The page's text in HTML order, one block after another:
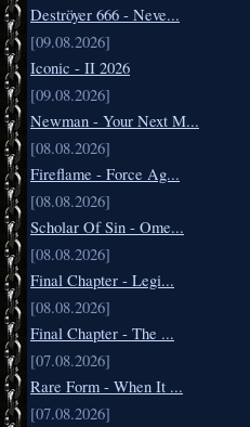
Deströyer 666 - Neve...
[09.08.2026]
Iconic - II 2026
[09.08.2026]
Newman - Your Next M...
[08.08.2026]
Fireflame - Force Ag...
[08.08.2026]
Scholar Of Sin - Ome...
[08.08.2026]
Final Chapter - Legi...
[08.08.2026]
Final Chapter - The ...
[07.08.2026]
Rare Form - When It ...
[07.08.2026]